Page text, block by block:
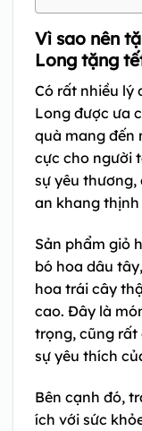
Vì sao nên
Long tặng
Có rất nhiều lý
Long được ưa
quà mang đến
cực cho người
sự yêu
an khang thịnh
Sản phẩm giỏ
bó hoa dâu
hoa trái cây
cao. Đây là
trọng, cũng rất
sự yêu thích
Bên cạnh đó,
ích với sức